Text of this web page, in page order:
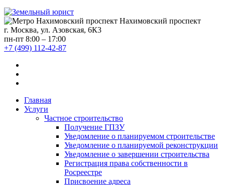
Нахимовский проспект
г. Москва, ул. Азовская, 6К3
пн-пт 8:00 – 17:00
+7 (499) 112-42-87
Главная
Услуги
Частное строительство
Получение ГПЗУ
Уведомление о планируемом строительстве
Уведомление о планируемой реконструкции
Уведомление о завершении строительства
Регистрация права собственности в
Росреестре
Присвоение адреса